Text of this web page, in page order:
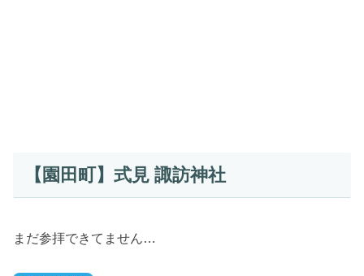
【園田町】式見 諏訪神社
まだ参拝できてません…